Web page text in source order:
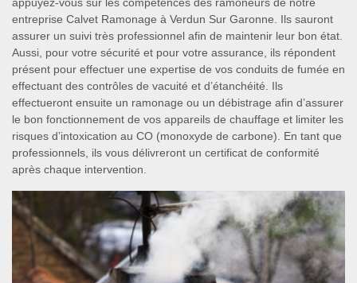
entreprise Calvet Ramonage à Verdun Sur Garonne. Ils sauront
assurer un suivi très professionnel afin de maintenir leur bon état.
Aussi, pour votre sécurité et pour votre assurance, ils répondent
présent pour effectuer une expertise de vos conduits de fumée en
effectuant des contrôles de vacuité et d’étanchéité. Ils
effectueront ensuite un ramonage ou un débistrage afin d’assurer
le bon fonctionnement de vos appareils de chauffage et limiter les
risques d’intoxication au CO (monoxyde de carbone). En tant que
professionnels, ils vous délivreront un certificat de conformité
après chaque intervention.